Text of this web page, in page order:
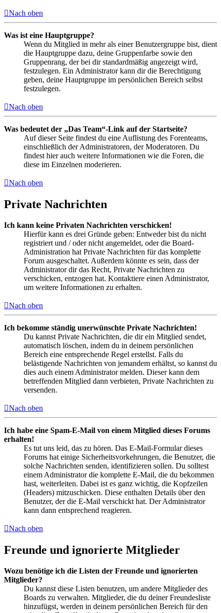
Nach oben
Was ist eine Hauptgruppe?
Wenn du Mitglied in mehr als einer Benutzergruppe bist, dient
die Hauptgruppe dazu, deine Gruppenfarbe sowie den
Gruppenrang, der bei dir standardmäßig angezeigt wird,
festzulegen. Ein Administrator kann dir die Berechtigung
geben, deine Hauptgruppe im persönlichen Bereich selbst
festzulegen.
Nach oben
Was bedeutet der „Das Team“-Link auf der Startseite?
Auf dieser Seite findest du eine Auflistung des Forenteams,
einschließlich der Administratoren, der Moderatoren. Du
findest hier auch weitere Informationen wie die Foren, die
diese im Einzelnen moderieren.
Nach oben
Private Nachrichten
Ich kann keine Privaten Nachrichten verschicken!
Hierfür kann es drei Gründe geben: Entweder bist du nicht
registriert und / oder nicht angemeldet, oder die Board-
Administration hat Private Nachrichten für das komplette
Forum ausgeschaltet. Außerdem könnte es sein, dass der
Administrator dir das Recht, Private Nachrichten zu
verschicken, entzogen hat. Kontaktiere einen Administrator,
um weitere Informationen zu erhalten.
Nach oben
Ich bekomme ständig unerwünschte Private Nachrichten!
Du kannst Private Nachrichten, die dir ein Mitglied sendet,
automatisch löschen, indem du in deinem persönlichen
Bereich eine entsprechende Regel erstellst. Falls du
belästigende Nachrichten von jemandem erhältst, so kannst du
dies auch einem Administrator melden. Dieser kann dem
betreffenden Mitglied dann verbieten, Private Nachrichten zu
versenden.
Nach oben
Ich habe eine Spam-E-Mail von einem Mitglied dieses Forums
erhalten!
Es tut uns leid, das zu hören. Das E-Mail-Formular dieses
Forums hat einige Sicherheitsvorkehrungen, die Benutzer, die
solche Nachrichten senden, identifizieren sollen. Du solltest
einem Administrator die komplette E-Mail, die du bekommen
hast, weiterleiten. Dabei ist es ganz wichtig, die Kopfzeilen
(Headers) mitzuschicken. Diese enthalten Details über den
Benutzer, der die E-Mail verschickt hat. Der Administrator
kann dann entsprechend reagieren.
Nach oben
Freunde und ignorierte Mitglieder
Wozu benötige ich die Listen der Freunde und ignorierten
Mitglieder?
Du kannst diese Listen benutzen, um andere Mitglieder des
Boards zu verwalten. Mitglieder, die du deiner Freundesliste
hinzufügst, werden in deinem persönlichen Bereich für den